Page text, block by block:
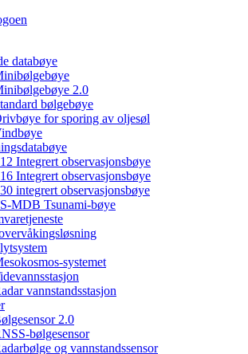
databøye
2.0
bølgebøye
for sporing av oljesøl
Integrert observasjonsbøye
Integrert observasjonsbøye
integrert observasjonsbøye
MDB Tsunami-bøye
systemet
vannstandsstasjon
2.0
bølgesensor
og vannstandssensor